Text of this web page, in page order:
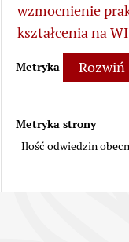
wzmocnienie
kształcenia na
Metryka Rozwiń
Metryka strony
Ilość odwiedzin